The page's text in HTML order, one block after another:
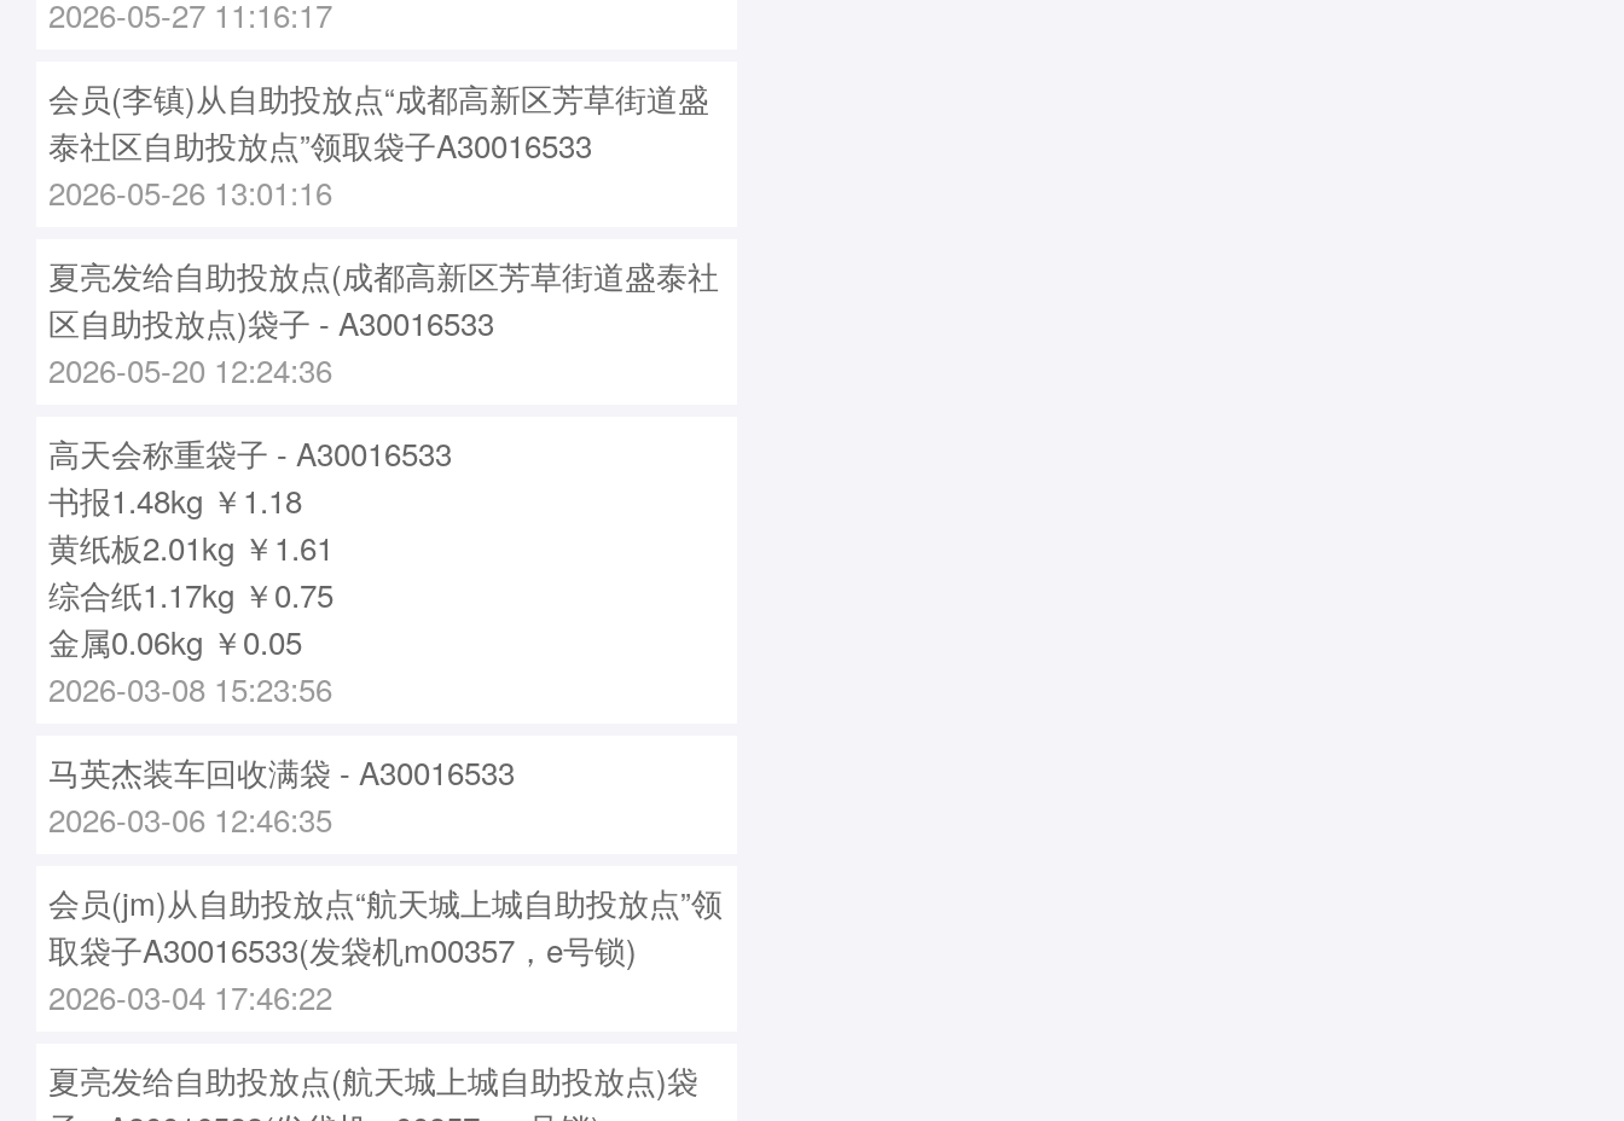
2026-05-27 11:16:17
会员(李镇)从自助投放点“成都高新区芳草街道盛
泰社区自助投放点”领取袋子A30016533
2026-05-26 13:01:16
夏亮发给自助投放点(成都高新区芳草街道盛泰社
区自助投放点)袋子 - A30016533
2026-05-20 12:24:36
高天会称重袋子 - A30016533
书报1.48kg ￥1.18
黄纸板2.01kg ￥1.61
综合纸1.17kg ￥0.75
金属0.06kg ￥0.05
2026-03-08 15:23:56
马英杰装车回收满袋 - A30016533
2026-03-06 12:46:35
会员(jm)从自助投放点“航天城上城自助投放点”领
取袋子A30016533(发袋机m00357，e号锁)
2026-03-04 17:46:22
夏亮发给自助投放点(航天城上城自助投放点)袋